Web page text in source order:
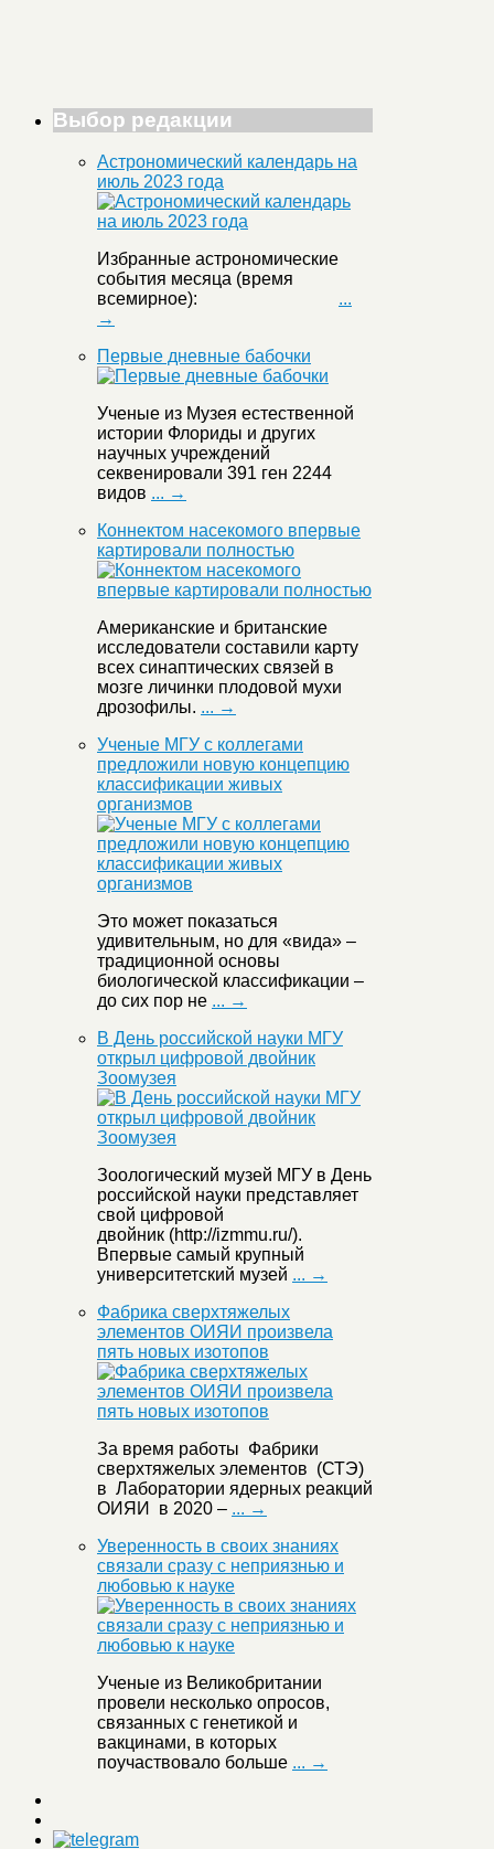
Выбор редакции
Астрономический календарь на
июль 2023 года
Избранные астрономические
события месяца (время
всемирное): ...
→
Первые дневные бабочки
Ученые из Музея естественной
истории Флориды и других
научных учреждений
секвенировали 391 ген 2244
видов ... →
Коннектом насекомого впервые
картировали полностью
Американские и британские
исследователи составили карту
всех синаптических связей в
мозге личинки плодовой мухи
дрозофилы. ... →
Ученые МГУ с коллегами
предложили новую концепцию
классификации живых
организмов
Это может показаться
удивительным, но для «вида» –
традиционной основы
биологической классификации –
до сих пор не ... →
В День российской науки МГУ
открыл цифровой двойник
Зоомузея
Зоологический музей МГУ в День
российской науки представляет
свой цифровой
двойник (http://izmmu.ru/).
Впервые самый крупный
университетский музей ... →
Фабрика сверхтяжелых
элементов ОИЯИ произвела
пять новых изотопов
За время работы Фабрики
сверхтяжелых элементов (СТЭ)
в Лаборатории ядерных реакций
ОИЯИ в 2020 – ... →
Уверенность в своих знаниях
связали сразу с неприязнью и
любовью к науке
Ученые из Великобритании
провели несколько опросов,
связанных с генетикой и
вакцинами, в которых
поучаствовало больше ... →